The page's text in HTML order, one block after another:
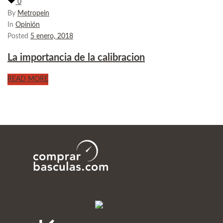
0
By Metropein
In Opinión
Posted 5 enero, 2018
La importancia de la calibracion
READ MORE